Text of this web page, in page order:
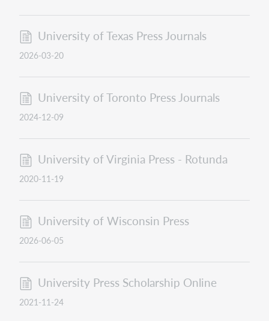
University of Texas Press Journals
2026-03-20
University of Toronto Press Journals
2024-12-09
University of Virginia Press - Rotunda
2020-11-19
University of Wisconsin Press
2026-06-05
University Press Scholarship Online
2021-11-24